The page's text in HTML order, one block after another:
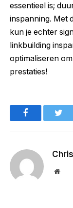
essentieel is;
inspanning. Met
kun je echter
linkbuilding
optimaliseren
prestaties!
Facebook
Chris